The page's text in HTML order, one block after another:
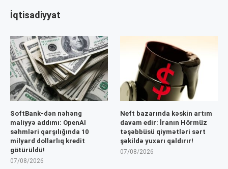
İqtisadiyyat
SoftBank-dən nəhəng
maliyyə addımı: OpenAI
səhmləri qarşılığında 10
milyard dollarlıq kredit
götürüldü!
07/08/2026
Neft bazarında kəskin artım
davam edir: İranın Hörmüz
təşəbbüsü qiymətləri sərt
şəkildə yuxarı qaldırır!
07/08/2026